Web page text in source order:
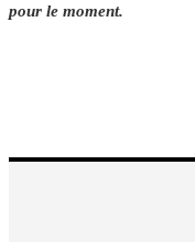
pour le moment.